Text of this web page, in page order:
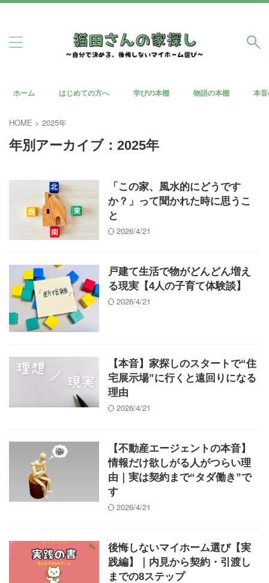
ホーム はじめての方へ 学びの本棚 物語の本棚 本
HOME > 2025年
年別アーカイブ：2025年
「この家、風水的にどうです
か？」って聞かれた時に思うこ
と
2026/4/21
戸建て生活で物がどんどん増え
る現実【4人の子育て体験談】
2026/4/21
【本音】家探しのスタートで“住
宅展示場”に行くと遠回りになる
理由
2026/4/21
【不動産エージェントの本音】
情報だけ欲しがる人がつらい理
由｜実は契約まで“タダ働き”で
す
2026/4/21
後悔しないマイホーム選び【実
践編】｜内見から契約・引渡し
までの8ステップ